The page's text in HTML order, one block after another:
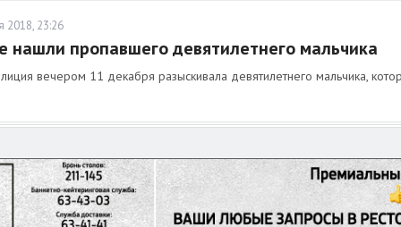
2018, 23:26
нашли пропавшего девятилетнего мальчика
вечером 11 декабря разыскивала девятилетнего мальчика,